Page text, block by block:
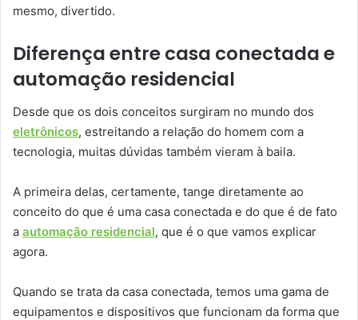
mesmo, divertido.
Diferença entre casa conectada e
automação residencial
Desde que os dois conceitos surgiram no mundo dos
eletrônicos, estreitando a relação do homem com a
tecnologia, muitas dúvidas também vieram à baila.
A primeira delas, certamente, tange diretamente ao
conceito do que é uma casa conectada e do que é de fato
a automação residencial, que é o que vamos explicar
agora.
Quando se trata da casa conectada, temos uma gama de
equipamentos e dispositivos que funcionam da forma que